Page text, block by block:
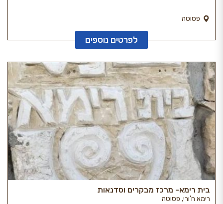
פסוטה
לפרטים נוספים
בית רימא- מרכז מבקרים וסדנאות
רימא ח'ורי, פסוטה